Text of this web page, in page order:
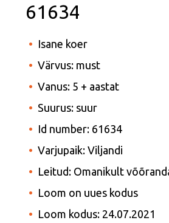
61634
Isane koer
Värvus: must
Vanus: 5 + aastat
Suurus: suur
Id number: 61634
Varjupaik: Viljandi
Leitud: Omanikult
Loom on uues kodus
Loom kodus: 24.07.2021